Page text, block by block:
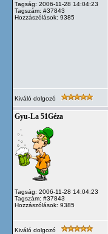
Tagság: 2006-11-28 14:04:23
Tagszám: #37843
Hozzászólások: 9385
Kiváló dolgozó
Gyu-La 51Géza
Tagság: 2006-11-28 14:04:23
Tagszám: #37843
Hozzászólások: 9385
Kiváló dolgozó